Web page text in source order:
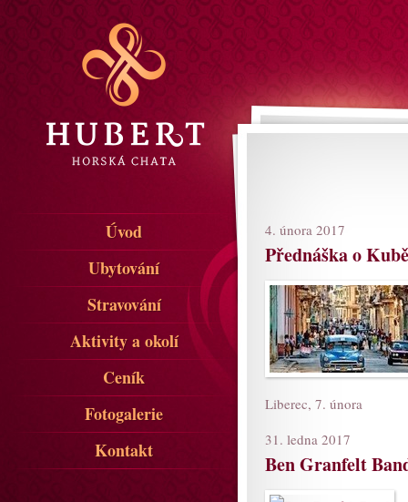
Úvod
Ubytování
Stravování
Aktivity a okolí
Ceník
Fotogalerie
Kontakt
4. února 2017
Přednáška o Kubě
Liberec, 7. února
31. ledna 2017
Ben Granfelt